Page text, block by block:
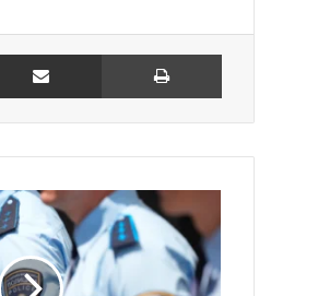
Share via Email